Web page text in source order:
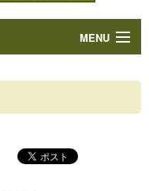
MENU